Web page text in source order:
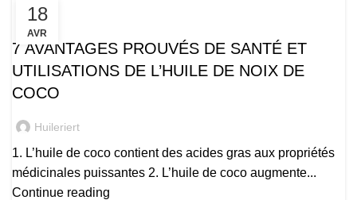
18
AVR
BENIN
7 AVANTAGES PROUVÉS DE SANTÉ ET
UTILISATIONS DE L’HUILE DE NOIX DE
COCO
Huileriert
1. L’huile de coco contient des acides gras aux propriétés
médicinales puissantes 2. L’huile de coco augmente...
Continue reading